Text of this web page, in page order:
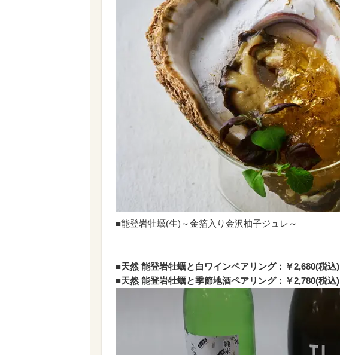
■能登岩牡蠣(生)～金箔入り金沢柚子ジュレ～
■天然 能登岩牡蠣と白ワインペアリング：￥2,680(税込)
■天然 能登岩牡蠣と季節地酒ペアリング：￥2,780(税込)